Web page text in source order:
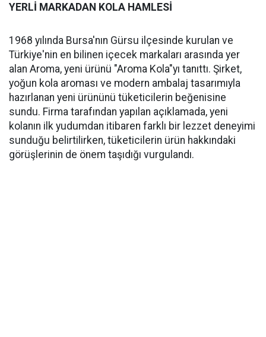
YERLİ MARKADAN KOLA HAMLESİ
1968 yılında Bursa'nın Gürsu ilçesinde kurulan ve
Türkiye'nin en bilinen içecek markaları arasında yer
alan Aroma, yeni ürünü "Aroma Kola"yı tanıttı. Şirket,
yoğun kola aroması ve modern ambalaj tasarımıyla
hazırlanan yeni ürününü tüketicilerin beğenisine
sundu. Firma tarafından yapılan açıklamada, yeni
kolanın ilk yudumdan itibaren farklı bir lezzet deneyimi
sunduğu belirtilirken, tüketicilerin ürün hakkındaki
görüşlerinin de önem taşıdığı vurgulandı.